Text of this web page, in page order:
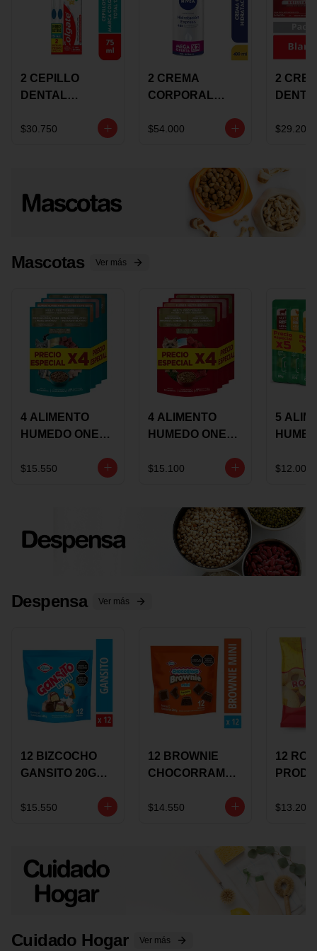
2 CEPILLO
DENTAL
+CREMA
$30.750
2 CREMA
CORPORAL
EXPRESS
OFERTA
$54.000
2
$29.200
Mascotas Ver más
4 ALIMENTO
HUMEDO ONE
85 GRS
$15.550
4 ALIMENTO
HUMEDO ONE
85 GRS
$15.100
5
$12.000
Despensa Ver más
12 BIZCOCHO
GANSITO 20G
MERMELADA
$15.550
12 BROWNIE
CHOCORRAMO
X 20 GRS
$14.550
12
X 15
$13.200
Cuidado Hogar Ver más